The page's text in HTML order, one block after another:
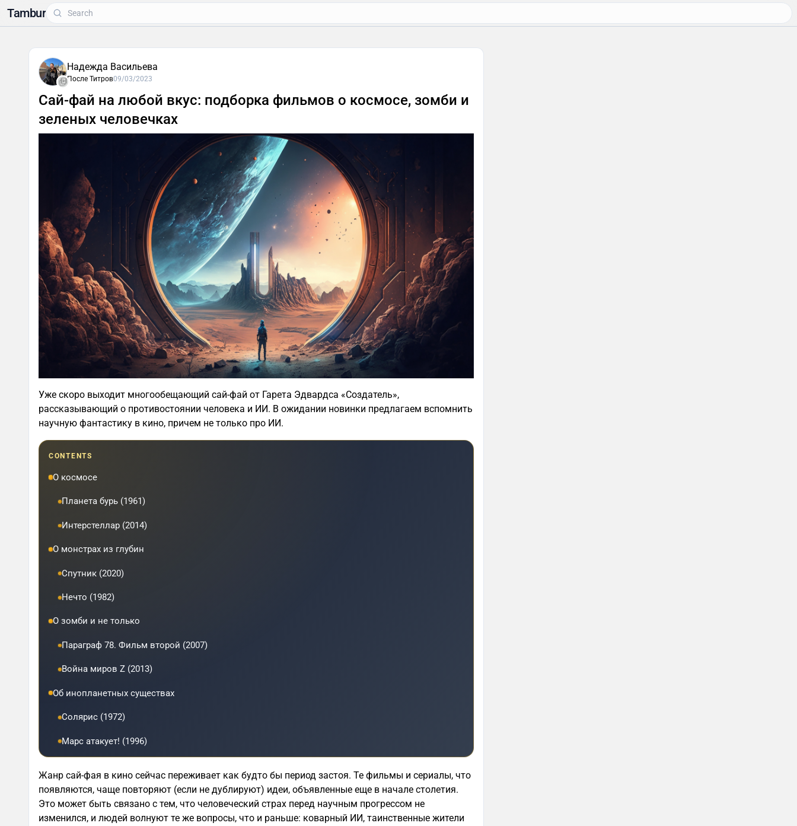
Tambur
Надежда Васильева
После Титров09/03/2023
Сай-фай на любой вкус: подборка фильмов о космосе, зомби и
зеленых человечках
Уже скоро выходит многообещающий сай-фай от Гарета Эдвардса «Создатель»,
рассказывающий о противостоянии человека и ИИ. В ожидании новинки предлагаем вспомнить
научную фантастику в кино, причем не только про ИИ.
CONTENTS
О космосе
Планета бурь (1961)
Интерстеллар (2014)
О монстрах из глубин
Спутник (2020)
Нечто (1982)
О зомби и не только
Параграф 78. Фильм второй (2007)
Война миров Z (2013)
Об инопланетных существах
Солярис (1972)
Марс атакует! (1996)
Жанр сай-фая в кино сейчас переживает как будто бы период застоя. Те фильмы и сериалы, что
появляются, чаще повторяют (если не дублируют) идеи, объявленные еще в начале столетия.
Это может быть связано с тем, что человеческий страх перед научным прогрессом не
изменился, и людей волнуют те же вопросы, что и раньше: коварный ИИ, таинственные жители